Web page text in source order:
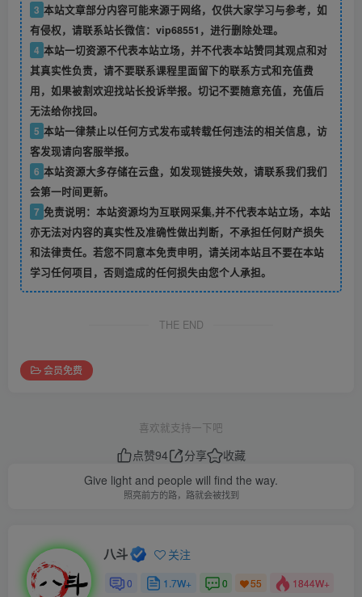
3 本站文章部分内容可能来源于网络，仅供大家学习与参考，如
有侵权，请联系站长微信：vip68551，进行删除处理。
4 本站一切资源不代表本站立场，并不代表本站赞同其观点和对
其真实性负责，请不要联系课程里面留下的联系方式和充值费
用，如果被割欢迎找站长投诉举报。切记不要随意充值，充值后
无法给你找回。
5 本站一律禁止以任何方式发布或转载任何违法的相关信息，访
客发现请向客服举报。
6 本站资源大多存储在云盘，如发现链接失效，请联系我们我们
会第一时间更新。
7 免责说明：本站资源均为互联网采集,并不代表本站立场，本站
亦无法对内容的真实性及准确性做出判断，不承担任何财产损失
和法律责任。若您不同意本免责申明，请关闭本站且不要在本站
学习任何项目，否则造成的任何损失由您个人承担。
THE END
会员免费
喜欢就支持一下吧
点赞94 分享
收藏
Give light and people will find the way.
照亮前方的路，路就会被找到
八斗 关注
0 1.7W+ 0 55 1844W+